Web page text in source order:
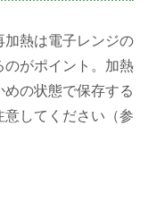
加熱は電子レンジの
のがポイント。加熱
の状態で保存する
してください（参